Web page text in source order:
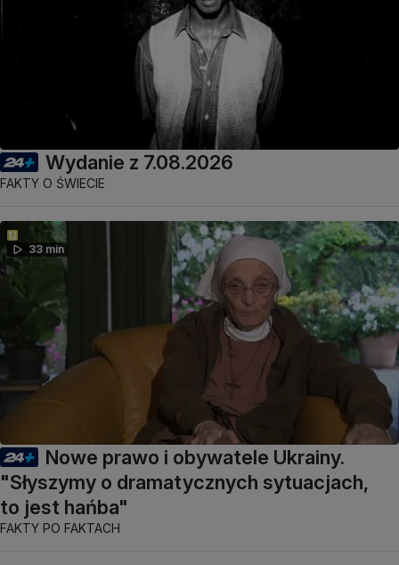
Wydanie z 7.08.2026
FAKTY O ŚWIECIE
33 min
Nowe prawo i obywatele Ukrainy.
"Słyszymy o dramatycznych sytuacjach,
to jest hańba"
FAKTY PO FAKTACH